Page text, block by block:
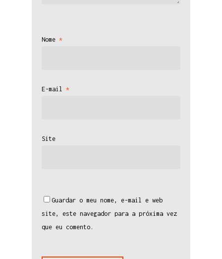
Nome *
E-mail *
Site
Guardar o meu nome, e-mail e web
site, este navegador para a próxima vez
que eu comento.